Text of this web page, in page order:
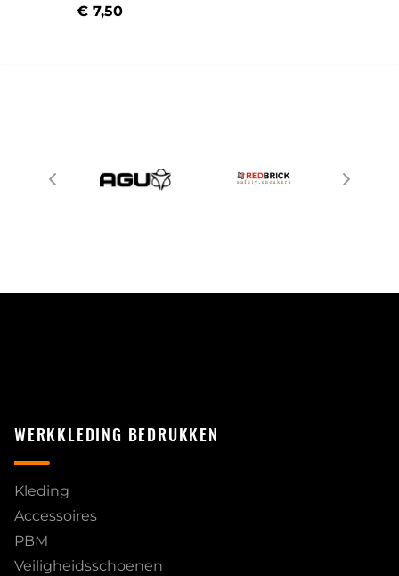
€ 7,50
WERKKLEDING BEDRUKKEN
Kleding
Accessoires
PBM
Veiligheidsschoenen